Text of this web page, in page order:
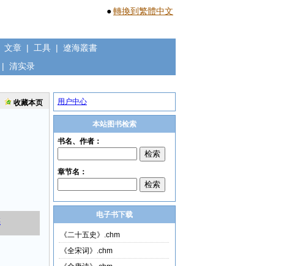
●轉換到繁體中文
文章 | 工具 | 遼海叢書
| 清实录
收藏本页 用户中心
本站图书检索
电子书下载
《二十五史》.chm
《全宋词》.chm